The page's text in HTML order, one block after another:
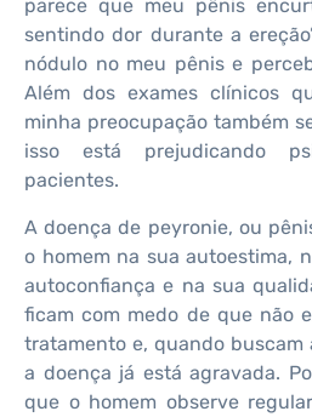
parece que meu pênis
sentindo dor durante a
nódulo no meu pênis e
Além dos exames clínicos
minha preocupação também
isso está prejudicando
pacientes.
A doença de peyronie, ou
o homem na sua autoestima,
autoconfiança e na sua
ficam com medo de que não
tratamento e, quando buscam
a doença já está agravada.
que o homem observe